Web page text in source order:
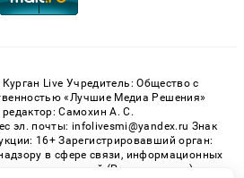
Live Учредитель: Общество с
«Лучшие Медиа Решения»
редактор: Самохин А. С.
эл. почты: infolivesmi@yandex.ru Знак
16+ Зарегистрировавший орган:
в сфере связи, информационных
коммуникаций (Роскомнадзор)